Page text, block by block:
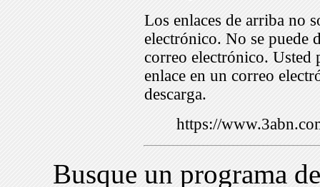
Los enlaces de arriba no
electrónico. No se puede
correo electrónico. Usted
enlace en un correo
descarga.
https://
Busque un programa